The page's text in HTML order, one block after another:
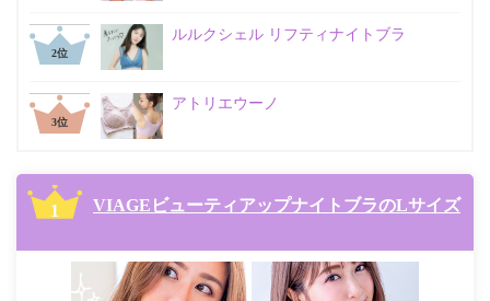
位
ルルクシェル リフティナイトブラ
位
アトリエウーノ
VIAGEビューティアップナイトブラのLサイズ